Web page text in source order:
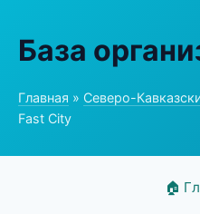
База
Главная » Северо-
Fast City
🏠